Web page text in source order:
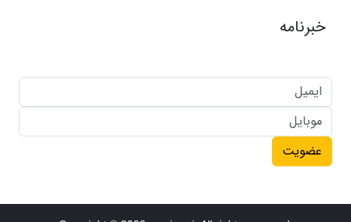
خبرنامه
عضویت